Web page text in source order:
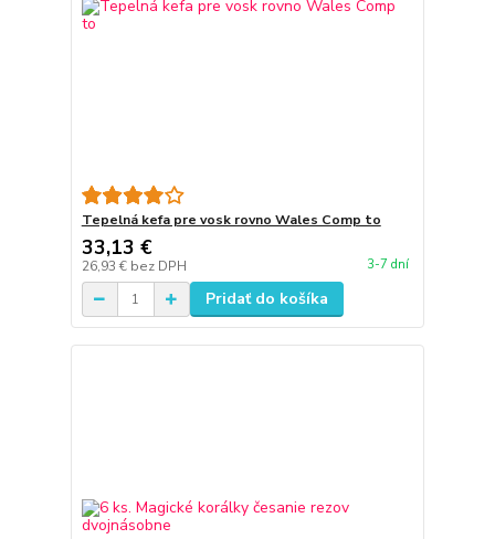
Tepelná kefa pre vosk rovno Wales Comp to
33,13 €
26,93 € bez DPH 3-7 dní
Pridať do košíka